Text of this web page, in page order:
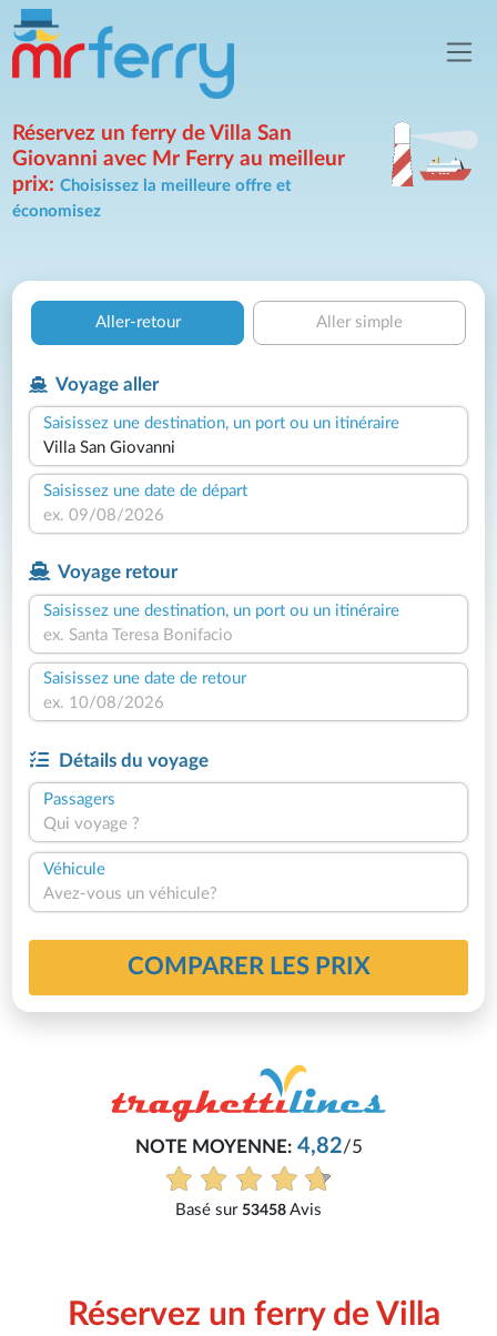
Réservez un ferry de Villa San
Giovanni avec Mr Ferry au meilleur
prix:Choisissez la meilleure offre et
économisez
Aller-retour Aller simple
Voyage aller
Saisissez une destination, un port ou un itinéraire
Saisissez une date de départ
Voyage retour
Saisissez une destination, un port ou un itinéraire
Saisissez une date de retour
Détails du voyage
Passagers
Qui voyage ?
Véhicule
Avez-vous un véhicule?
COMPARER LES PRIX
NOTE MOYENNE:4,82/5
Basé sur53458Avis
Réservez un ferry de Villa